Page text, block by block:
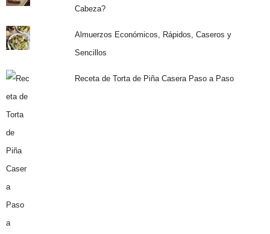
Cabeza?
Almuerzos Económicos, Rápidos, Caseros y
Sencillos
Receta de Torta de Piña Casera Paso a Paso